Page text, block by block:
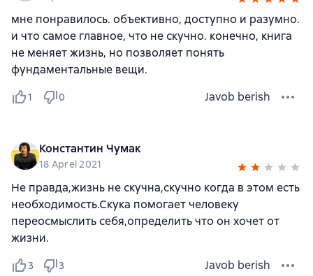
мне понравилось. объективно, доступно и разумно.
и что самое главное, что не скучно. конечно, книга
не меняет жизнь, но позволяет понять
фундаментальные вещи.
1 0 Javob berish
Константин Чумак
18 Aprel 2021
Не правда,жизнь не скучна,скучно когда в этом есть
необходимость.Скука помогает человеку
переосмыслить себя,определить что он хочет от
жизни.
3 3 Javob berish